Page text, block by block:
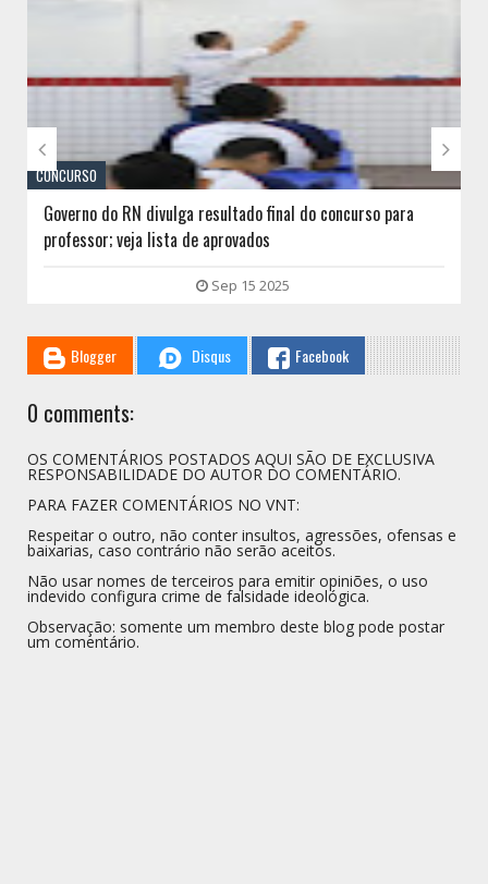
CONCURSO
Governo do RN divulga resultado final do concurso para
professor; veja lista de aprovados
Sep 15 2025
 
Blogger Disqus Facebook
0 comments:
OS COMENTÁRIOS POSTADOS AQUI SÃO DE EXCLUSIVA
RESPONSABILIDADE DO AUTOR DO COMENTÁRIO.
PARA FAZER COMENTÁRIOS NO VNT:
Respeitar o outro, não conter insultos, agressões, ofensas e
baixarias, caso contrário não serão aceitos.
Não usar nomes de terceiros para emitir opiniões, o uso
indevido configura crime de falsidade ideológica.
Observação: somente um membro deste blog pode postar
um comentário.